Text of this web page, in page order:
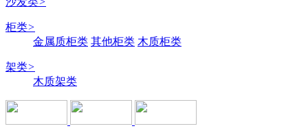
柜类>
金属质柜类 其他柜类 木质柜类
架类>
木质架类